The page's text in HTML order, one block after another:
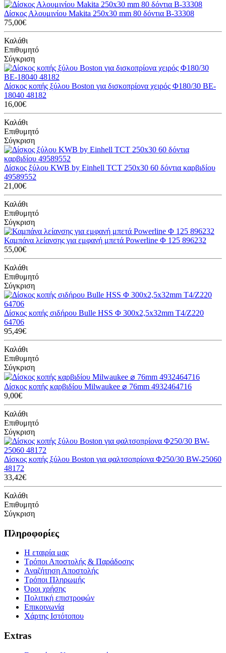
Δίσκος Αλουμινίου Makita 250x30 mm 80 δόντια B-33308
75,00€
Καλάθι
Επιθυμητό
Σύγκριση
Δίσκος κοπής ξύλου Boston για δισκοπρίονα χειρός Φ180/30 BE-
18040 48182
16,00€
Καλάθι
Επιθυμητό
Σύγκριση
Δίσκος ξύλου KWB by Einhell TCT 250x30 60 δόντια καρβιδίου
49589552
21,00€
Καλάθι
Επιθυμητό
Σύγκριση
Καμπάνα λείανσης για εμφανή μπετά Powerline Φ 125 896232
55,00€
Καλάθι
Επιθυμητό
Σύγκριση
Δίσκος κοπής σιδήρου Bulle HSS Φ 300x2,5x32mm T4/Z220
64706
95,49€
Καλάθι
Επιθυμητό
Σύγκριση
Δίσκος κοπής καρβιδίου Milwaukee ⌀ 76mm 4932464716
9,00€
Καλάθι
Επιθυμητό
Σύγκριση
Δίσκος κοπής ξύλου Boston για φαλτσοπρίονα Φ250/30 BW-25060
48172
33,42€
Καλάθι
Επιθυμητό
Σύγκριση
Πληροφορίες
Η εταιρία μας
Τρόποι Αποστολής & Παράδοσης
Αναζήτηση Αποστολής
Τρόποι Πληρωμής
Όροι χρήσης
Πολιτική επιστροφών
Επικοινωνία
Χάρτης Ιστότοπου
Extras